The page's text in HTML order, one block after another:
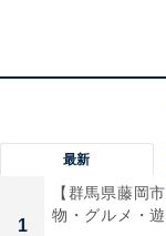
います。ルフィ
ン必見のモチー
る魅力的な全5種
最新
1
【群馬県藤岡
物・グルメ・